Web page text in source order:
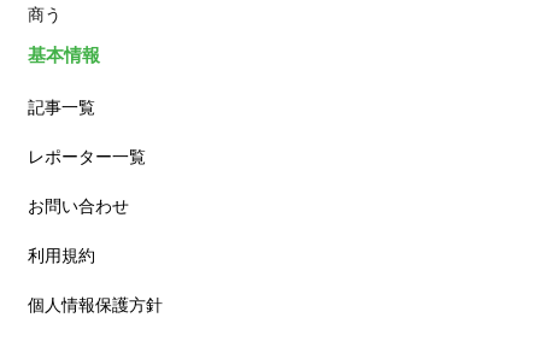
商う
基本情報
記事一覧
レポーター一覧
お問い合わせ
利用規約
個人情報保護方針